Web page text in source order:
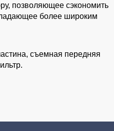
позволяющее сэкономить
более широким
съемная передняя